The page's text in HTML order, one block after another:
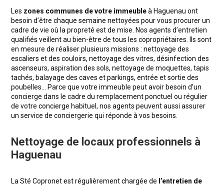
Les zones communes de votre immeubleà Haguenau ont
besoin d’être chaque semaine nettoyées pour vous procurer un
cadre de vie où la propreté est de mise. Nos agents d’entretien
qualifiés veillent au bien-être de tous les copropriétaires. Ils sont
en mesure de réaliser plusieurs missions : nettoyage des
escaliers et des couloirs, nettoyage des vitres, désinfection des
ascenseurs, aspiration des sols, nettoyage de moquettes, tapis
tachés, balayage des caves et parkings, entrée et sortie des
poubelles… Parce que votre immeuble peut avoir besoin d’un
concierge dans le cadre du remplacement ponctuel ou régulier
de votre concierge habituel, nos agents peuvent aussi assurer
un service de conciergerie qui réponde à vos besoins.
Nettoyage de locaux professionnels à
Haguenau
La Sté Copronet est régulièrement chargée de l’entretien de